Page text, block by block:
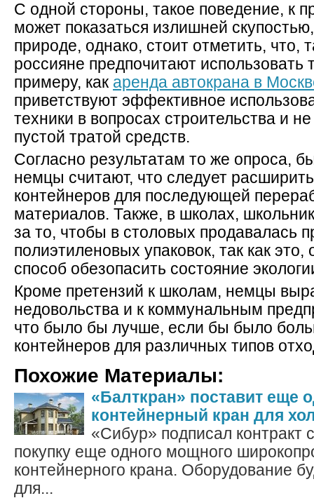
С одной стороны, такое поведение, к
может показаться излишней
природе, однако, стоит отметить, что,
россияне предпочитают использовать
примеру, как аренда автокрана в
приветствуют эффективное
техники в вопросах строительства и
пустой тратой средств.
Согласно результатам то же опроса,
немцы считают, что следует
контейнеров для последующей
материалов. Также, в школах,
за то, чтобы в столовых продавалась
полиэтиленовых упаковок, так как
способ обезопасить состояние
Кроме претензий к школам, немцы
недовольства и к коммунальным
что было бы лучше, если бы было
контейнеров для различных типов
Похожие Материалы:
«Балткран» поставит еще
контейнерный кран для
«Сибур» подписал контракт
покупку еще одного мощного
контейнерного крана. Оборудование
для...